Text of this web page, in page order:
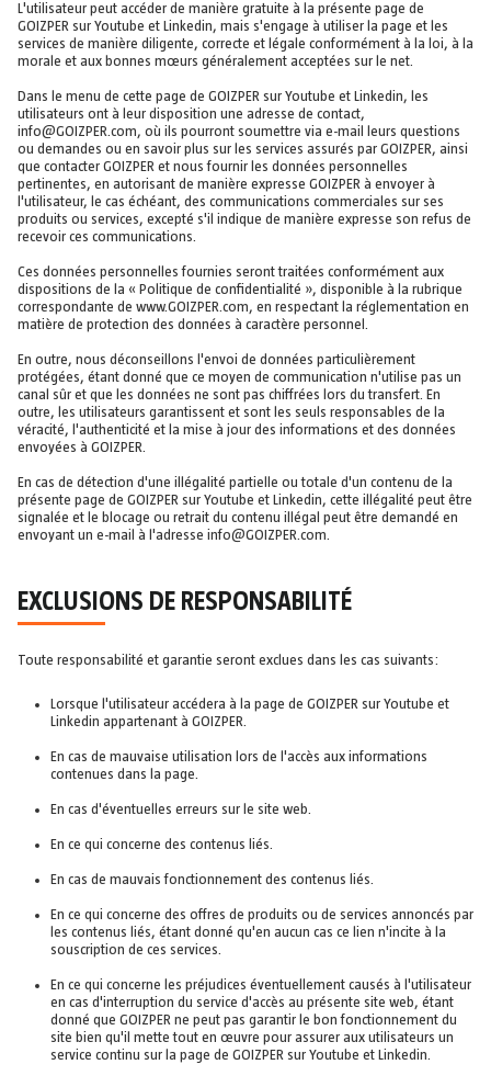
L'utilisateur peut accéder de manière gratuite à la présente page de
GOIZPER sur Youtube et Linkedin, mais s'engage à utiliser la page et les
services de manière diligente, correcte et légale conformément à la loi, à la
morale et aux bonnes mœurs généralement acceptées sur le net.
Dans le menu de cette page de GOIZPER sur Youtube et Linkedin, les
utilisateurs ont à leur disposition une adresse de contact,
info@GOIZPER.com, où ils pourront soumettre via e-mail leurs questions
ou demandes ou en savoir plus sur les services assurés par GOIZPER, ainsi
que contacter GOIZPER et nous fournir les données personnelles
pertinentes, en autorisant de manière expresse GOIZPER à envoyer à
l'utilisateur, le cas échéant, des communications commerciales sur ses
produits ou services, excepté s'il indique de manière expresse son refus de
recevoir ces communications.
Ces données personnelles fournies seront traitées conformément aux
dispositions de la « Politique de confidentialité », disponible à la rubrique
correspondante de www.GOIZPER.com, en respectant la réglementation en
matière de protection des données à caractère personnel.
En outre, nous déconseillons l'envoi de données particulièrement
protégées, étant donné que ce moyen de communication n'utilise pas un
canal sûr et que les données ne sont pas chiffrées lors du transfert. En
outre, les utilisateurs garantissent et sont les seuls responsables de la
véracité, l'authenticité et la mise à jour des informations et des données
envoyées à GOIZPER.
En cas de détection d'une illégalité partielle ou totale d'un contenu de la
présente page de GOIZPER sur Youtube et Linkedin, cette illégalité peut être
signalée et le blocage ou retrait du contenu illégal peut être demandé en
envoyant un e-mail à l'adresse info@GOIZPER.com.
EXCLUSIONS DE RESPONSABILITÉ
Toute responsabilité et garantie seront exclues dans les cas suivants:
Lorsque l'utilisateur accédera à la page de GOIZPER sur Youtube et
Linkedin appartenant à GOIZPER.
En cas de mauvaise utilisation lors de l'accès aux informations
contenues dans la page.
En cas d'éventuelles erreurs sur le site web.
En ce qui concerne des contenus liés.
En cas de mauvais fonctionnement des contenus liés.
En ce qui concerne des offres de produits ou de services annoncés par
les contenus liés, étant donné qu'en aucun cas ce lien n'incite à la
souscription de ces services.
En ce qui concerne les préjudices éventuellement causés à l'utilisateur
en cas d'interruption du service d'accès au présente site web, étant
donné que GOIZPER ne peut pas garantir le bon fonctionnement du
site bien qu'il mette tout en œuvre pour assurer aux utilisateurs un
service continu sur la page de GOIZPER sur Youtube et Linkedin.